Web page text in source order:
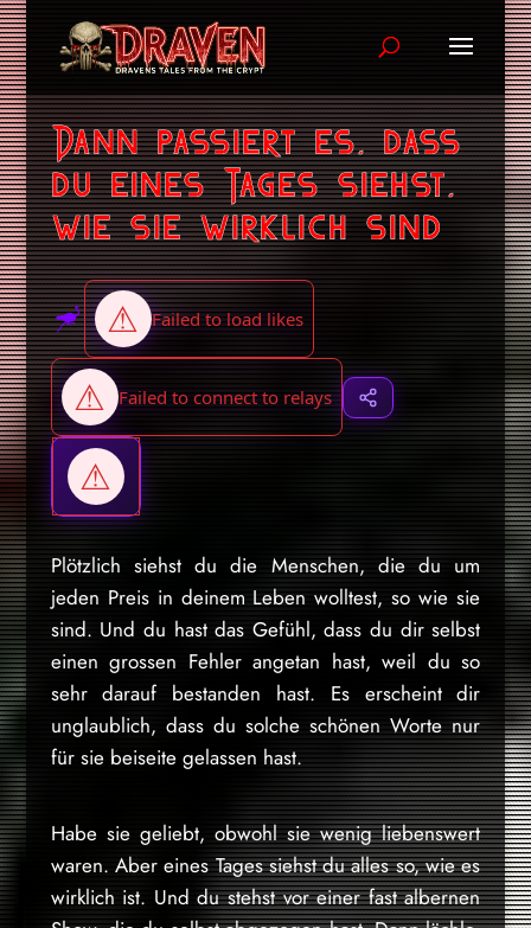
Dann passiert es, dass
du eines Tages siehst,
wie sie wirklich sind
Plötzlich siehst du die Menschen, die du um
jeden Preis in deinem Leben wolltest, so wie sie
sind. Und du hast das Gefühl, dass du dir selbst
einen grossen Fehler angetan hast, weil du so
sehr darauf bestanden hast. Es erscheint dir
unglaublich, dass du solche schönen Worte nur
für sie beiseite gelassen hast.
Habe sie geliebt, obwohl sie wenig liebenswert
waren. Aber eines Tages siehst du alles so, wie es
wirklich ist. Und du stehst vor einer fast albernen